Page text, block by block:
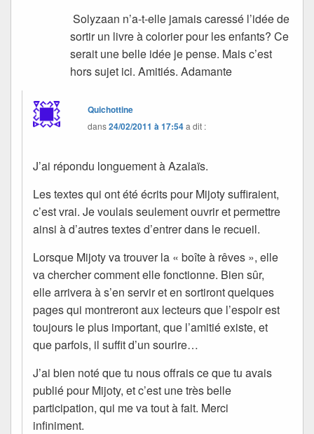
Solyzaan n’a-t-elle jamais caressé l’idée de
sortir un livre à colorier pour les enfants? Ce
serait une belle idée je pense. Mais c’est
hors sujet ici. Amitiés. Adamante
Quichottine
dans24/02/2011 à 17:54a dit :
J’ai répondu longuement à Azalaïs.
Les textes qui ont été écrits pour Mijoty suffiraient,
c’est vrai. Je voulais seulement ouvrir et permettre
ainsi à d’autres textes d’entrer dans le recueil.
Lorsque Mijoty va trouver la « boîte à rêves », elle
va chercher comment elle fonctionne. Bien sûr,
elle arrivera à s’en servir et en sortiront quelques
pages qui montreront aux lecteurs que l’espoir est
toujours le plus important, que l’amitié existe, et
que parfois, il suffit d’un sourire…
J’ai bien noté que tu nous offrais ce que tu avais
publié pour Mijoty, et c’est une très belle
participation, qui me va tout à fait. Merci
infiniment.